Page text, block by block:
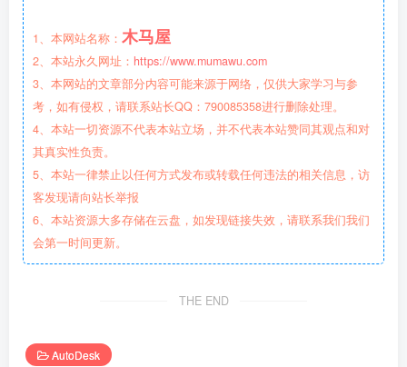
1、本网站名称： 木马屋
2、本站永久网址： https://www.mumawu.com
3、本网站的文章部分内容可能来源于网络，仅供大家学习与参
考，如有侵权，请联系站长QQ：790085358进行删除处理。
4、本站一切资源不代表本站立场，并不代表本站赞同其观点和对
其真实性负责。
5、本站一律禁止以任何方式发布或转载任何违法的相关信息，访
客发现请向站长举报
6、本站资源大多存储在云盘，如发现链接失效，请联系我们我们
会第一时间更新。
THE END
AutoDesk